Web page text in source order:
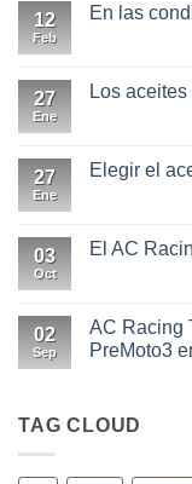
12
Feb
En las
en
En
extremas
0W20
27
Ene
Los
en
Los
en
las
27
Ene
Elegir el
en
Elegir
para
tu
coche
03
Oct
El AC
en
El
AC
circuito
02
Sep
AC Racing
PreMoto3
en
AC
TAG CLOUD